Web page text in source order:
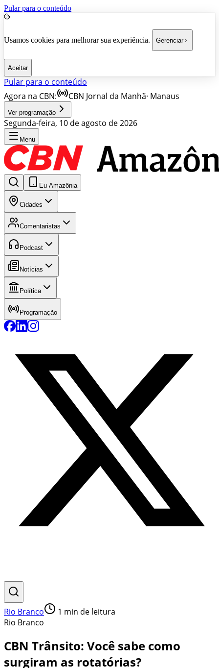
Pular para o conteúdo
Usamos cookies para melhorar sua experiência. Gerenciar
Aceitar
Pular para o conteúdo
Agora na CBN:
CBN Jornal da Manhã· Manaus
Ver programação
Segunda-feira, 10 de agosto de 2026
Menu
Eu Amazônia
Cidades
Comentaristas
Podcast
Notícias
Política
Programação
Rio Branco 1 min de leitura
Rio Branco
CBN Trânsito: Você sabe como
surgiram as rotatórias?